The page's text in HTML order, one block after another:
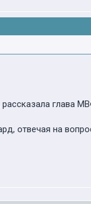
глава
отвечая на